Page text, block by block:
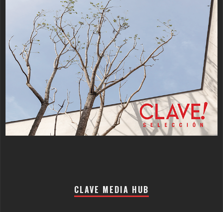
CLAVE MEDIA HUB